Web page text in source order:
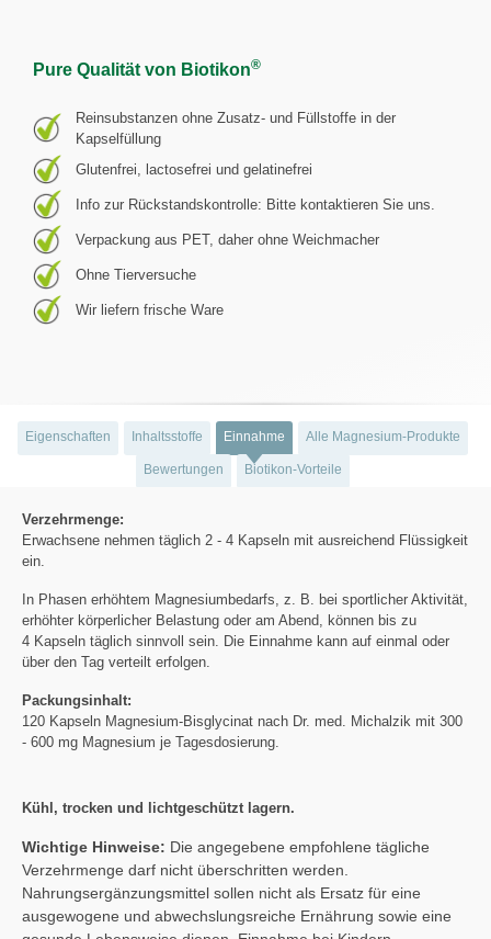
Pure Qualität von Biotikon®
Reinsubstanzen ohne Zusatz- und Füllstoffe in der
Kapselfüllung
Glutenfrei, lactosefrei und gelatinefrei
Info zur Rückstandskontrolle: Bitte kontaktieren Sie uns.
Verpackung aus PET, daher ohne Weichmacher
Ohne Tierversuche
Wir liefern frische Ware
Eigenschaften Inhaltsstoffe Einnahme Alle Magnesium-Produkte
Bewertungen Biotikon-Vorteile
Verzehrmenge:
Erwachsene nehmen täglich 2 - 4 Kapseln mit ausreichend Flüssigkeit
ein.
In Phasen erhöhtem Magnesiumbedarfs, z. B. bei sportlicher Aktivität,
erhöhter körperlicher Belastung oder am Abend, können bis zu
4 Kapseln täglich sinnvoll sein. Die Einnahme kann auf einmal oder
über den Tag verteilt erfolgen.
Packungsinhalt:
120 Kapseln Magnesium-Bisglycinat nach Dr. med. Michalzik mit 300
- 600 mg Magnesium je Tagesdosierung.
Kühl, trocken und lichtgeschützt lagern.
Wichtige Hinweise: Die angegebene empfohlene tägliche
Verzehrmenge darf nicht überschritten werden.
Nahrungsergänzungsmittel sollen nicht als Ersatz für eine
ausgewogene und abwechslungsreiche Ernährung sowie eine